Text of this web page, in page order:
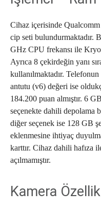
Cihaz içerisinde
cip seti bulundurmaktadır.
GHz CPU frekansı ile Kryo
Ayrıca 8 çekirdeğin yanı
kullanılmaktadır.
antutu (v6) değeri ise
184.200 puan almıştır. 6
seçenekte dahili depolama
diğer seçenek ise 128 GB
eklenmesine ihtiyaç
karttır. Cihaz dahili hafıza
açılmamıştır.
Kamera